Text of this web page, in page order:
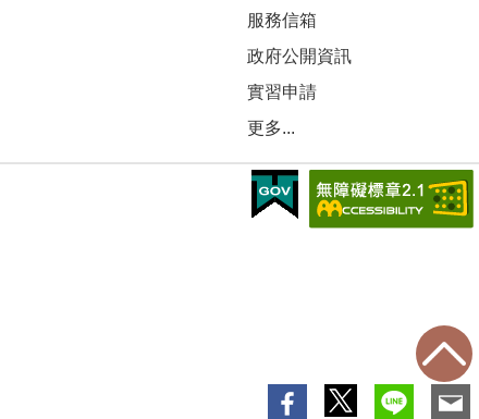
服務信箱
政府公開資訊
實習申請
更多...